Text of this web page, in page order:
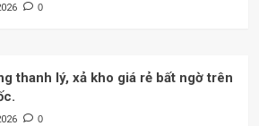
0
thanh lý, xả kho giá rẻ bất ngờ trên
0